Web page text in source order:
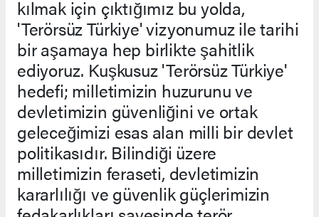
kılmak için çıktığımız bu yolda,
'Terörsüz Türkiye' vizyonumuz ile tarihi
bir aşamaya hep birlikte şahitlik
ediyoruz. Kuşkusuz 'Terörsüz Türkiye'
hedefi; milletimizin huzurunu ve
devletimizin güvenliğini ve ortak
geleceğimizi esas alan milli bir devlet
politikasıdır. Bilindiği üzere
milletimizin feraseti, devletimizin
kararlılığı ve güvenlik güçlerimizin